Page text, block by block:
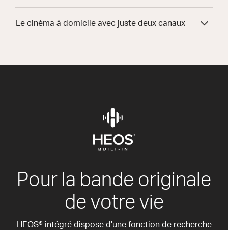
Le cinéma à domicile avec juste deux canaux
Pour la bande originale
de votre vie
HEOS® intégré dispose d'une fonction de recherche